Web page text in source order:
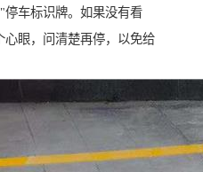
停车标识牌。如果没有看
眼，问清楚再停，以免给